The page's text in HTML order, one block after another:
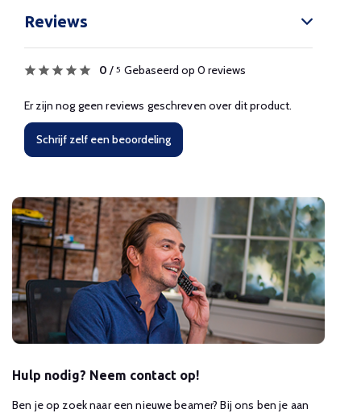
Reviews
0 / 5 Gebaseerd op 0 reviews
Er zijn nog geen reviews geschreven over dit product.
Schrijf zelf een beoordeling
Hulp nodig? Neem contact op!
Ben je op zoek naar een nieuwe beamer? Bij ons ben je aan